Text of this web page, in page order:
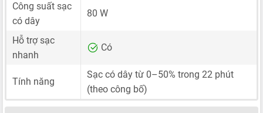
Công suất sạc
có dây
80 W
Hỗ trợ sạc
nhanh
Có
Tính năng
Sạc có dây từ 0–50% trong 22 phút
(theo công bố)